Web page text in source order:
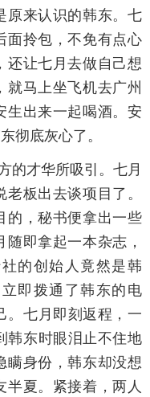
原来认识的韩东。七
面拎包，不免有点心
还让七月去做自己想
马上坐飞机去广州
生出来一起喝酒。安
彻底灰心了。
的才华所吸引。七月
板出去谈项目了。
的，秘书便拿出一些
即拿起一本杂志，
的创始人竟然是韩
即拨通了韩东的电
。七月即刻返程，一
韩东时眼泪止不住地
瞒身份，韩东却没想
夏。紧接着，两人